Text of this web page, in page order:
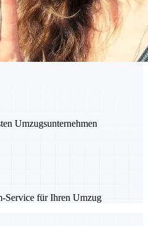
Umzugsunternehmen
Service für Ihren Umzug